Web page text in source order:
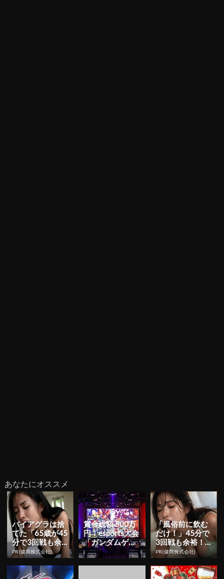
あなたにオススメ
バイアグラは捨
てた「65歳が45
分で3回戦も余
裕」980円で朝
まで絶好調！
PR(健商株式会社)
賞金総額 500万
円！esports大会
「ガンダムゲー
ムグランプリ20
22」優勝...
「風俗前に飲む
だけ！」45分で
3回戦も余裕！9
80円で朝まで絶
好調
PR(健商株式会社)